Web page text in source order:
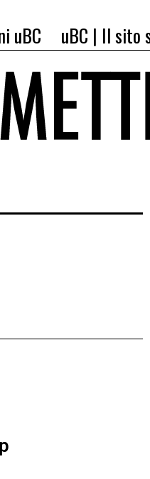
uBC uBC | Il sito